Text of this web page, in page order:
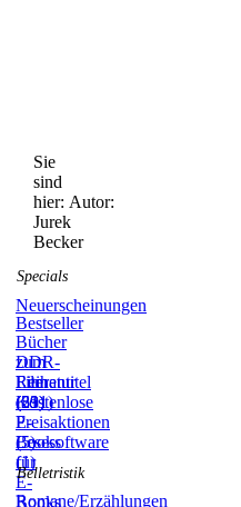
Specials
Neuerscheinungen
Bestseller
Bücher
zum
Film
(59)
DDR-
Literatur
(831)
Reihentitel
(21)
Kostenlose
E-
Books
(1)
Preisaktionen
(5)
Lesesoftware
für
E-
Books
Belletristik
Romane/Erzählungen
Sie
sind
hier: Autor:
Jurek
Becker